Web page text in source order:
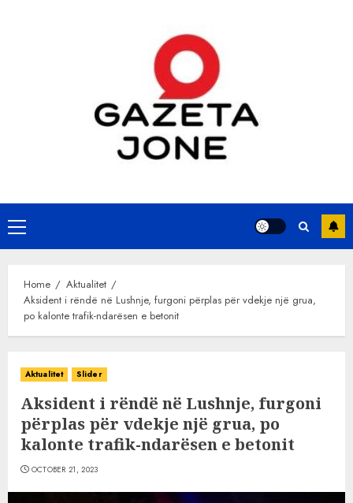
Primary
Menu
Home
Aktualitet
Aksident i rëndë në Lushnje, furgoni përplas për vdekje një grua,
po kalonte trafik-ndarësen e betonit
Aktualitet Slider
Aksident i rëndë në Lushnje, furgoni
përplas për vdekje një grua, po
kalonte trafik-ndarësen e betonit
OCTOBER 21, 2023